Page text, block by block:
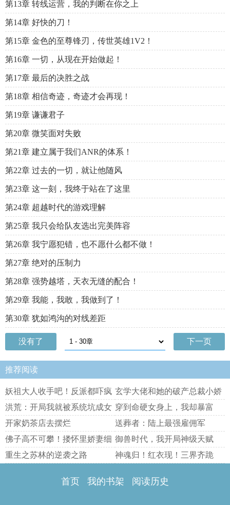
第13章 转线运营，我的判断在你之上
第14章 好快的刀！
第15章 金色的至尊锋刃，传世英雄1V2！
第16章 一切，从现在开始做起！
第17章 最后的决胜之战
第18章 相信奇迹，奇迹才会再现！
第19章 谦谦君子
第20章 微笑面对失败
第21章 建立属于我们ANR的体系！
第22章 过去的一切，就让他随风
第23章 这一刻，我终于站在了这里
第24章 超越时代的游戏理解
第25章 我只会给队友选出完美阵容
第26章 我宁愿犯错，也不愿什么都不做！
第27章 绝对的压制力
第28章 强势越塔，天衣无缝的配合！
第29章 我能，我敢，我做到了！
第30章 犹如鸿沟的对线差距
没有了 下一页
推荐阅读
妖祖大人收手吧！反派都吓疯
了！
玄学大佬和她的破产总裁小娇
夫
洪荒：开局我就被系统坑成女
的
穿到命硬女身上，我却暴富
了！
开家奶茶店去摆烂
送葬者：陆上最强雇佣军
佛子高不可攀！搂怀里娇妻细
腰亲
御兽时代，我开局神级天赋
重生之苏林的逆袭之路
神魂归！红衣现！三界齐跪
首页 我的书架 阅读历史